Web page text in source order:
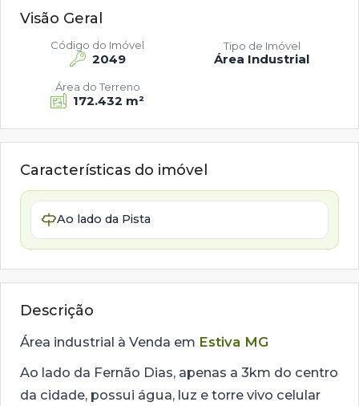
Visão Geral
2049
Código do Imóvel
Área Industrial
Tipo de Imóvel
172.432 m²
Área do Terreno
Características do imóvel
Ao lado da Pista
Descrição
Área industrial à Venda em Estiva MG
Ao lado da Fernão Dias, apenas a 3km do centro
da cidade, possui água, luz e torre vivo celular